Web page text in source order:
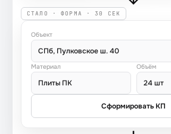
СТАЛО · ФОРМА · 30 СЕК
Объект
СПб, Пулковское ш. 40
Материал
Плиты ПК
Объём
24 шт
Сформировать КП